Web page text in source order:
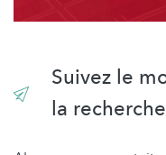
Suivez le
la